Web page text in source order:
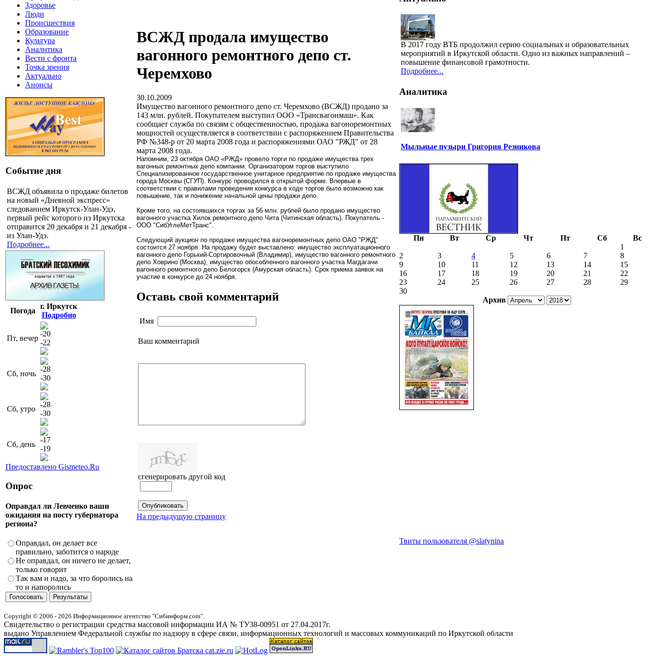
Здоровье
Люди
Происшествия
Образование
Культура
Аналитика
Вести с фронта
Точка зрения
Актуально
Анонсы
Событие дня
ВСЖД объявила о продаже билетов
на новый «Дневной экспресс»
следованием Иркутск-Улан-Удэ,
первый рейс которого из Иркутска
отправится 20 декабря и 21 декабря -
из Улан-Удэ.
Подробнее...
Погода
г. Иркутск
Подробно
Пт, вечер
-20
-22
Сб, ночь
-28
-30
Сб, утро
-28
-30
Сб, день
-17
-19
Предоставлено Gismeteo.Ru
Опрос
Оправдал ли Левченко ваши
ожидания на посту губернатора
региона?
Оправдал, он делает все
правильно, заботится о народе
Не оправдал, он ничего не делает,
только говорит
Так вам и надо, за что боролись на
то и напоролись
ВСЖД продала имущество
вагонного ремонтного депо ст.
Черемхово
30.10.2009
Имущество вагонного ремонтного депо ст. Черемхово (ВСЖД) продано за
143 млн. рублей. Покупателем выступил ООО «Трансвагонмаш». Как
сообщает служба по связям с общественностью, продажа вагоноремонтных
мощностей осуществляется в соответствии с распоряжением Правительства
РФ №348-р от 20 марта 2008 года и распоряжениями ОАО "РЖД" от 28
марта 2008 года.
Напомним, 23 октября ОАО «РЖД» провело торги по продаже имущества трех
вагонных ремонтных депо компании. Организатором торгов выступило
Специализированное государственное унитарное предприятие по продаже имущества
города Москвы (СГУП). Конкурс проводился в открытой форме. Впервые в
соответствии с правилами проведения конкурса в ходе торгов было возможно как
повышение, так и понижение начальной цены продажи депо.
Кроме того, на состоявшихся торгах за 56 млн. рублей было продано имущество
вагонного участка Хилок ремонтного депо Чита (Читинская область). Покупатель -
ООО "СибУглеМетТранс".
Следующий аукцион по продаже имущества вагоноремонтных депо ОАО "РЖД"
состоится 27 ноября. На продажу будет выставлено: имущество эксплуатационного
вагонного депо Горький-Сортировочный (Владимир), имущество вагонного ремонтного
депо Ховрино (Москва), имущество обособленного вагонного участка Магдагачи
вагонного ремонтного депо Белогорск (Амурская область). Срок приема заявок на
участие в конкурсе до 24 ноября.
Оставь свой комментарий
Имя
Ваш комментарий
сгенерировать другой код
На предыдущую страницу
В 2017 году ВТБ продолжил серию социальных и образовательных
мероприятий в Иркутской области. Одно из важных направлений –
повышение финансовой грамотности.
Подробнее...
Аналитика
Мыльные пузыри Григория Резникова
Пн Вт Ср Чт Пт Сб
Вс
1
2
3 4 5 6 7
8
9
10 11 12 13 14
15
16
17 18 19 20 21
22
23
24 25 26 27 28
29
30
Архив
Твиты пользователя @slatynina
Copyright © 2006 - 2026 Информационное агентство "Сибинформ.com".
Свидетельство о регистрации средства массовой информации ИА № ТУ38-00951 от 27.04.2017г.
выдано Управлением Федеральной службы по надзору в сфере связи, информационных технологий и массовых коммуникаций по Иркутской области